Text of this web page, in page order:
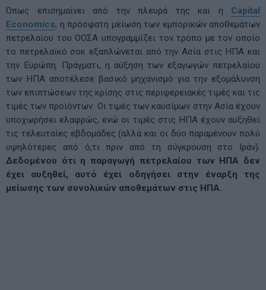
Όπως επισημαίνει από την πλευρά της και η Capital
Economics, η πρόσφατη μείωση των εμπορικών αποθεμάτων
πετρελαίου του ΟΟΣΑ υπογραμμίζει τον τρόπο με τον οποίο
το πετρελαϊκό σοκ εξαπλώνεται από την Ασία στις ΗΠΑ και
την Ευρώπη. Πράγματι, η αύξηση των εξαγωγών πετρελαίου
των ΗΠΑ αποτέλεσε βασικό μηχανισμό για την εξομάλυνση
των επιπτώσεων της κρίσης στις περιφερειακές τιμές και τις
τιμές των προϊόντων. Οι τιμές των καυσίμων στην Ασία έχουν
υποχωρήσει ελαφρώς, ενώ οι τιμές στις ΗΠΑ έχουν αυξηθεί
τις τελευταίες εβδομάδες (αλλά και οι δύο παραμένουν πολύ
υψηλότερες από ό,τι πριν από τη σύγκρουση στο Ιράν).
Δεδομένου ότι η παραγωγή πετρελαίου των ΗΠΑ δεν
έχει αυξηθεί, αυτό έχει οδηγήσει στην έναρξη της
μείωσης των συνολικών αποθεμάτων στις ΗΠΑ.